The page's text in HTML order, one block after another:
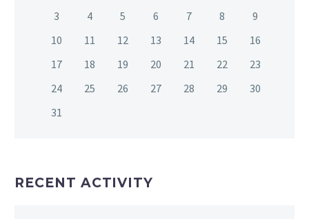
3
4 5 6 7 8
9
10
11 12 13 14 15
16
17
18 19 20 21 22
23
24
25 26 27 28 29
30
31
RECENT ACTIVITY